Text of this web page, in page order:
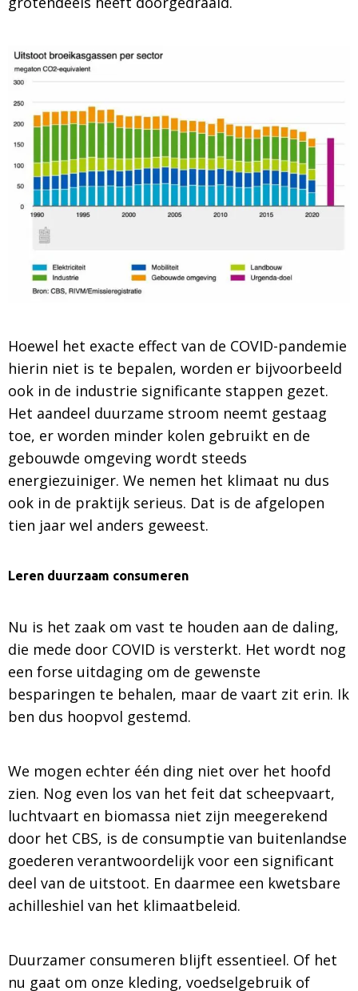
Hoewel het exacte effect van de COVID-pandemie
hierin niet is te bepalen, worden er bijvoorbeeld
ook in de industrie significante stappen gezet.
Het aandeel duurzame stroom neemt gestaag
toe, er worden minder kolen gebruikt en de
gebouwde omgeving wordt steeds
energiezuiniger. We nemen het klimaat nu dus
ook in de praktijk serieus. Dat is de afgelopen
tien jaar wel anders geweest.
Leren duurzaam consumeren
Nu is het zaak om vast te houden aan de daling,
die mede door COVID is versterkt. Het wordt nog
een forse uitdaging om de gewenste
besparingen te behalen, maar de vaart zit erin. Ik
ben dus hoopvol gestemd.
We mogen echter één ding niet over het hoofd
zien. Nog even los van het feit dat scheepvaart,
luchtvaart en biomassa niet zijn meegerekend
door het CBS, is de consumptie van buitenlandse
goederen verantwoordelijk voor een significant
deel van de uitstoot. En daarmee een kwetsbare
achilleshiel van het klimaatbeleid.
Duurzamer consumeren blijft essentieel. Of het
nu gaat om onze kleding, voedselgebruik of